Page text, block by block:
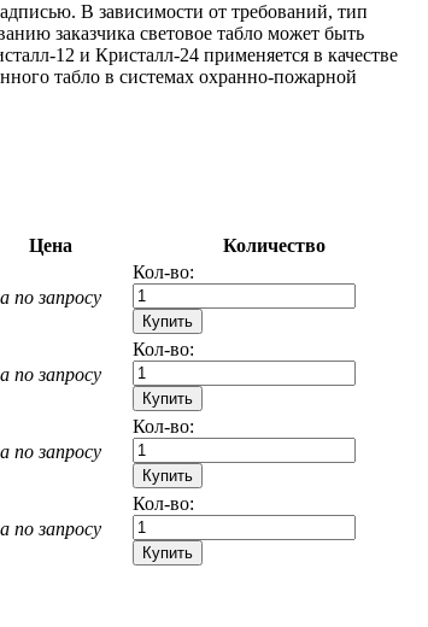
В зависимости от требований, тип
заказчика световое табло может быть
12 и Кристалл-24 применяется в качестве
табло в системах охранно-пожарной
Цена Количество
по запросу
Кол-во:
по запросу
Кол-во:
по запросу
Кол-во:
по запросу
Кол-во: